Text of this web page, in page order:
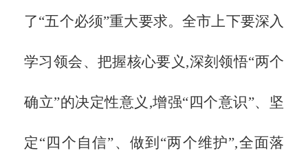
了“五个必须”重大要求。全市上下要深入
学习领会、把握核心要义,深刻领悟“两个
确立”的决定性意义,增强“四个意识”、坚
定“四个自信”、做到“两个维护”,全面落